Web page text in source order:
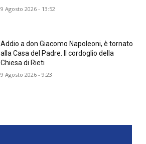
9 Agosto 2026 - 13:52
Addio a don Giacomo Napoleoni, è tornato
alla Casa del Padre. Il cordoglio della
Chiesa di Rieti
9 Agosto 2026 - 9:23